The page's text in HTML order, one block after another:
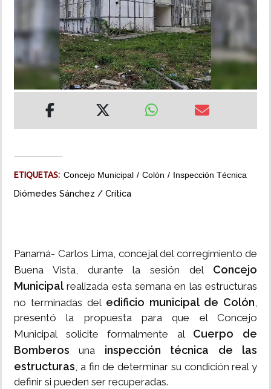
MULTIMEDIA
IMPRESO
ETIQUETAS: Concejo Municipal Colón Inspección Técnica
Diómedes Sánchez / Crítica
Panamá- Carlos Lima, concejal del corregimiento de
Buena Vista, durante la sesión del Concejo
Municipalrealizada esta semana en las estructuras
no terminadas del edificio municipal de Colón,
presentó la propuesta para que el Concejo
Municipal solicite formalmente al Cuerpo de
Bomberos una inspección técnica de las
estructuras, a fin de determinar su condición real y
definir si pueden ser recuperadas.